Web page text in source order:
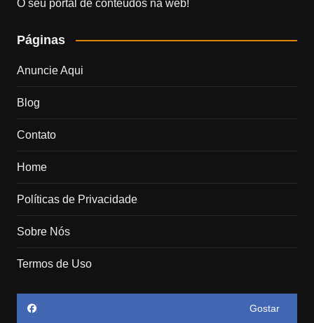
O seu portal de conteúdos na web!
Páginas
Anuncie Aqui
Blog
Contato
Home
Políticas de Privacidade
Sobre Nós
Termos de Uso
Gostar